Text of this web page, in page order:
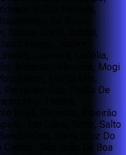
Inúbia Paulista,
Da Serra,
Itararé, Itariri, Itatiba,
Jandira,
Louveira, Lucélia,
Miracatu, Mococa, Mogi
Mirim, Monte Mor,
Pariquera-Açu, Pedro De
Platina,
Feijó, Registro, Ribeirão
Rio Claro, Salto, Salto
Santa Cruz Do
Campo, São João Da Boa